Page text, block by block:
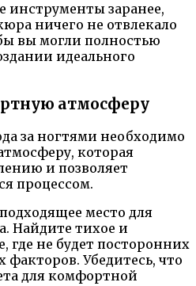
инструменты заранее,
ничего не отвлекало
вы могли полностью
идеального
атмосферу
за ногтями необходимо
которая
и позволяет
процессом.
место для
Найдите тихое и
где не будет посторонних
Убедитесь, что
для комфортной